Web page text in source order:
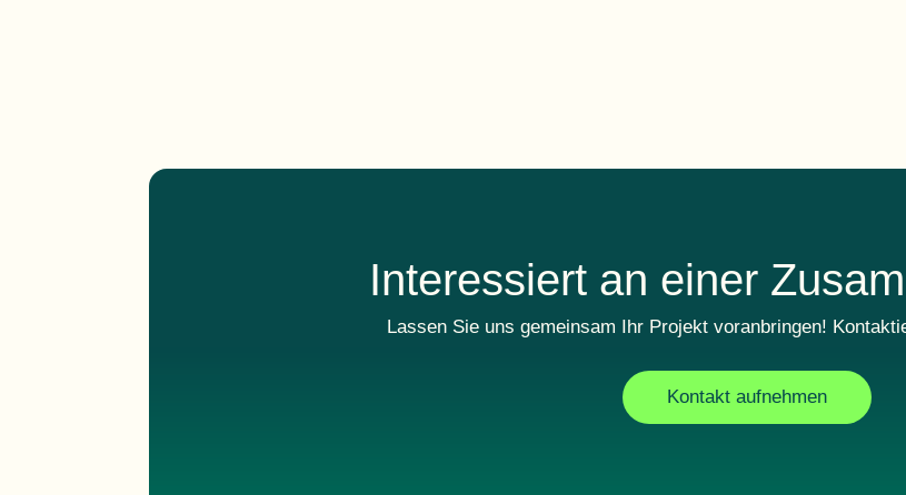
Interessiert an einer
Lassen Sie uns gemeinsam Ihr Projekt voranbringen!
Kontakt aufnehmen